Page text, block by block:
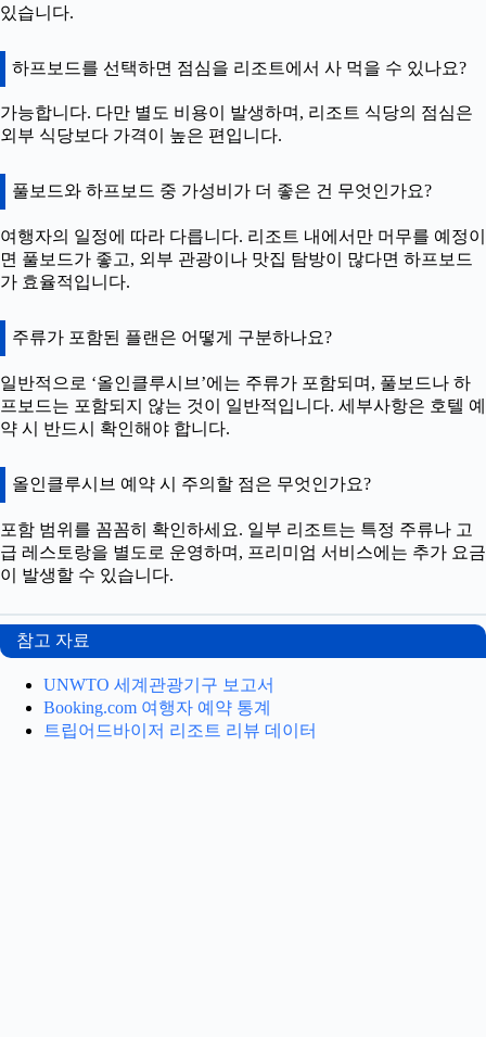
있습니다.
하프보드를 선택하면 점심을 리조트에서 사 먹을 수 있나요?
가능합니다. 다만 별도 비용이 발생하며, 리조트 식당의 점심은
외부 식당보다 가격이 높은 편입니다.
풀보드와 하프보드 중 가성비가 더 좋은 건 무엇인가요?
여행자의 일정에 따라 다릅니다. 리조트 내에서만 머무를 예정이
면 풀보드가 좋고, 외부 관광이나 맛집 탐방이 많다면 하프보드
가 효율적입니다.
주류가 포함된 플랜은 어떻게 구분하나요?
일반적으로 ‘올인클루시브’에는 주류가 포함되며, 풀보드나 하
프보드는 포함되지 않는 것이 일반적입니다. 세부사항은 호텔 예
약 시 반드시 확인해야 합니다.
올인클루시브 예약 시 주의할 점은 무엇인가요?
포함 범위를 꼼꼼히 확인하세요. 일부 리조트는 특정 주류나 고
급 레스토랑을 별도로 운영하며, 프리미엄 서비스에는 추가 요금
이 발생할 수 있습니다.
참고 자료
UNWTO 세계관광기구 보고서
Booking.com 여행자 예약 통계
트립어드바이저 리조트 리뷰 데이터